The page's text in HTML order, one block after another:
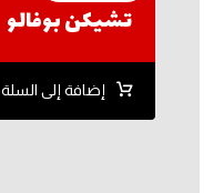
تشيكن بوفالو
إضافة إلى السلة